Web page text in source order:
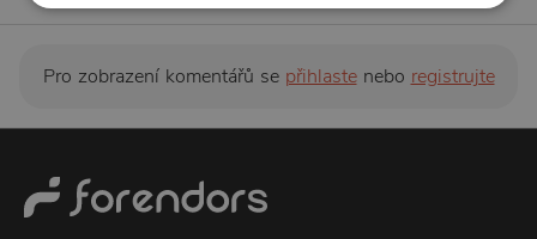
Pro zobrazení komentářů se přihlastenebo registrujte